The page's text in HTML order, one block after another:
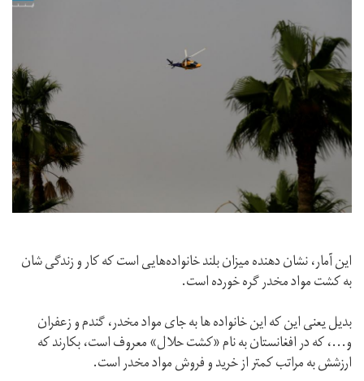
این آمار، نشان دهنده میزان بلند خانواده‌هایی است که کار و زندگی شان
به کشت مواد مخدر گره خورده است.
بدیل یعنی این که این خانواده ها به جای مواد مخدر، گندم و زعفران
و...، که در افغانستان به نام «کشت حلال» معروف است، بکارند که
ارزشش به مراتب کمتر از خرید و فروش مواد مخدر است.